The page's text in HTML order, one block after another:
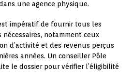
une agence physique.
impératif de fournir tous les
notamment ceux
d’activité et des revenus perçus
années. Un conseiller Pôle
le dossier pour vérifier l’éligibilité